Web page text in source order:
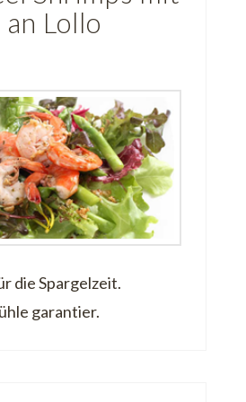
Lollo
die Spargelzeit.
garantier.